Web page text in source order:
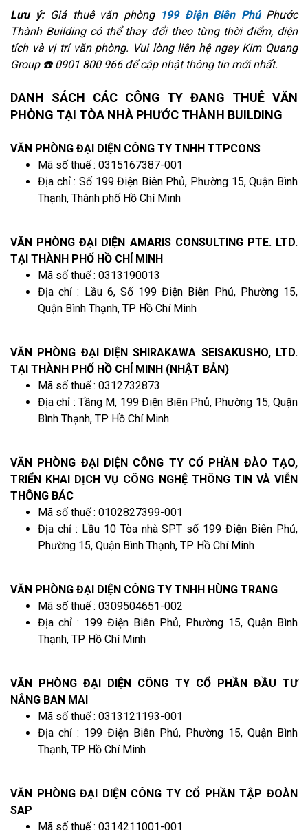
Lưu ý:Giá thuê văn phòng 199 Điện Biên PhủPhước
Thành Building có thể thay đổi theo từng thời điểm, diện
tích và vị trí văn phòng. Vui lòng liên hệ ngay Kim Quang
Group ☎️ 0901 800 966 để cập nhật thông tin mới nhất.
DANH SÁCH CÁC CÔNG TY ĐANG THUÊ VĂN
PHÒNG TẠI TÒA NHÀ PHƯỚC THÀNH BUILDING
VĂN PHÒNG ĐẠI DIỆN CÔNG TY TNHH TTPCONS
Mã số thuế : 0315167387-001
Địa chỉ : Số 199 Điện Biên Phủ, Phường 15, Quận Bình
Thạnh, Thành phố Hồ Chí Minh
VĂN PHÒNG ĐẠI DIỆN AMARIS CONSULTING PTE. LTD.
TẠI THÀNH PHỐ HỒ CHÍ MINH
Mã số thuế : 0313190013
Địa chỉ : Lầu 6, Số 199 Điện Biên Phủ, Phường 15,
Quận Bình Thạnh, TP Hồ Chí Minh
VĂN PHÒNG ĐẠI DIỆN SHIRAKAWA SEISAKUSHO, LTD.
TẠI THÀNH PHỐ HỒ CHÍ MINH (NHẬT BẢN)
Mã số thuế : 0312732873
Địa chỉ : Tầng M, 199 Điện Biên Phủ, Phường 15, Quận
Bình Thạnh, TP Hồ Chí Minh
VĂN PHÒNG ĐẠI DIỆN CÔNG TY CỔ PHẦN ĐÀO TẠO,
TRIỂN KHAI DỊCH VỤ CÔNG NGHỆ THÔNG TIN VÀ VIỄN
THÔNG BÁC
Mã số thuế : 0102827399-001
Địa chỉ : Lầu 10 Tòa nhà SPT số 199 Điện Biên Phủ,
Phường 15, Quận Bình Thạnh, TP Hồ Chí Minh
VĂN PHÒNG ĐẠI DIỆN CÔNG TY TNHH HÙNG TRANG
Mã số thuế : 0309504651-002
Địa chỉ : 199 Điện Biên Phủ, Phường 15, Quận Bình
Thạnh, TP Hồ Chí Minh
VĂN PHÒNG ĐẠI DIỆN CÔNG TY CỔ PHẦN ĐẦU TƯ
NẮNG BAN MAI
Mã số thuế : 0313121193-001
Địa chỉ : 199 Điện Biên Phủ, Phường 15, Quận Bình
Thạnh, TP Hồ Chí Minh
VĂN PHÒNG ĐẠI DIỆN CÔNG TY CỔ PHẦN TẬP ĐOÀN
SAP
Mã số thuế : 0314211001-001